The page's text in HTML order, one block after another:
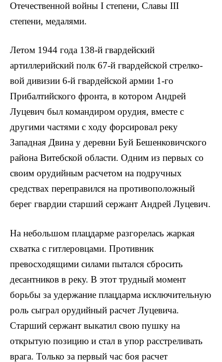
Отечественной войны I степени, Славы III
степени, медалями.
Летом 1944 года 138-й гвар­дейский
артиллерийский полк 67-й гвардейской стрелко­
вой дивизии 6-й гвардейской армии 1-го
Прибалтийского фронта, в котором Андрей
Луцевич был командиром орудия, вместе с
другими частями с ходу форсировал реку
Западная Двина у деревни Буй Бешенковичского
района Витебской области. Одним из первых со
своим орудийным расчетом на подручных
средствах пере­правился на противоположный
берег гвардии старший сержант Андрей Луцевич.
На небольшом плацдарме разгорелась жаркая
схват­ка с гитлеровцами. Противник
превосходящими силами пытался сбросить
десантников в реку. В этот трудный момент
борьбы за удержание плацдарма исключительную
роль сыграл орудийный расчет Луцевича.
Старший сержант выкатил свою пушку на
открытую позицию и стал в упор расстреливать
врага. Только за первый час боя расчет